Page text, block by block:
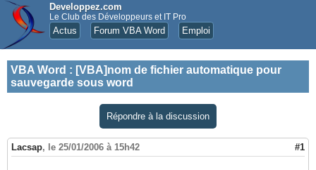
Developpez.com
Le Club des Développeurs et IT Pro
Actus Forum VBA Word Emploi
VBA Word : [VBA]nom de fichier automatique pour
sauvegarde sous word
Répondre à la discussion
Lacsap, le 25/01/2006 à 15h42 #1